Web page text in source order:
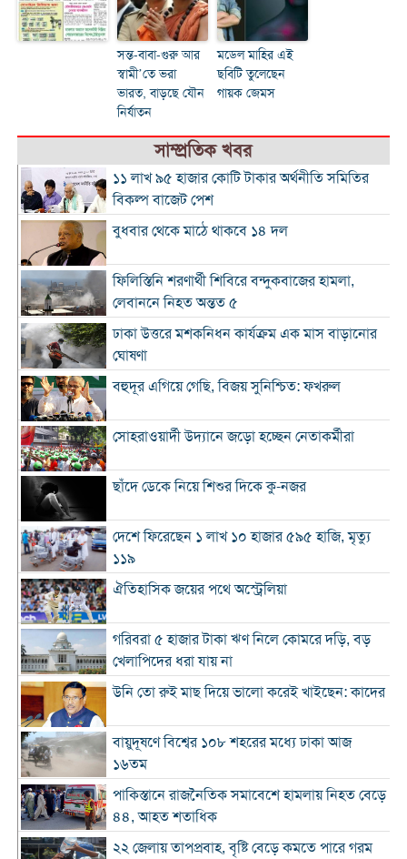
সন্ত-বাবা-গুরু আর
স্বামী’তে ভরা
ভারত, বাড়ছে যৌন
নির্যাতন
মডেল মাহির এই
ছবিটি তুলেছেন
গায়ক জেমস
সাম্প্রতিক খবর
১১ লাখ ৯৫ হাজার কোটি টাকার অর্থনীতি সমিতির
বিকল্প বাজেট পেশ
বুধবার থেকে মাঠে থাকবে ১৪ দল
ফিলিস্তিনি শরণার্থী শিবিরে বন্দুকবাজের হামলা,
লেবাননে নিহত অন্তত ৫
ঢাকা উত্তরে মশকনিধন কার্যক্রম এক মাস বাড়ানোর
ঘোষণা
বহুদূর এগিয়ে গেছি, বিজয় সুনিশ্চিত: ফখরুল
সোহরাওয়ার্দী উদ্যানে জড়ো হচ্ছেন নেতাকর্মীরা
ছাঁদে ডেকে নিয়ে শিশুর দিকে কু-নজর
দেশে ফিরেছেন ১ লাখ ১০ হাজার ৫৯৫ হাজি, মৃত্যু
১১৯
ঐতিহাসিক জয়ের পথে অস্ট্রেলিয়া
গরিবরা ৫ হাজার টাকা ঋণ নিলে কোমরে দড়ি, বড়
খেলাপিদের ধরা যায় না
উনি তো রুই মাছ দিয়ে ভালো করেই খাইছেন: কাদের
বায়ুদূষণে বিশ্বের ১০৮ শহরের মধ্যে ঢাকা আজ
১৬তম
পাকিস্তানে রাজনৈতিক সমাবেশে হামলায় নিহত বেড়ে
৪৪, আহত শতাধিক
২২ জেলায় তাপপ্রবাহ, বৃষ্টি বেড়ে কমতে পারে গরম